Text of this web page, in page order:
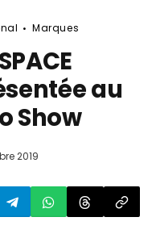
Marques
au
Show
2019